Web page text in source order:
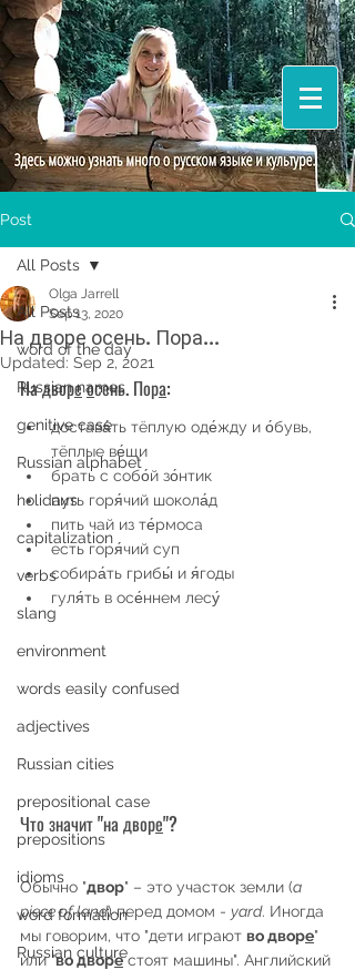
Post
All Posts
word of the day
Russian names
genitive case
Russian alphabet
holidays
capitalization
verbs
slang
environment
words easily confused
adjectives
Russian cities
prepositional case
prepositions
idioms
word formation
Russian culture
All Posts
На дворе осень. Пора...
Olga Jarrell
Sep 13, 2020
Updated: Sep 2, 2021
На двореосень. Пора:
достава́ть тёплую оде́жду и о́бувь,
тёплые ве́щи
брать с собо́й зо́нтик
пить горя́чий шокола́д
пить чай из те́рмоса
есть горя́чий суп
собира́ть грибы́ и я́годы
гуля́ть в осе́ннем лесу́
Что значит "на дворе"?
Обычно "двор" – это участок земли (a
piece of land) перед домом - yard. Иногда
мы говорим, что "дети играют во дворе"
или "во дворе стоят машины". Английский